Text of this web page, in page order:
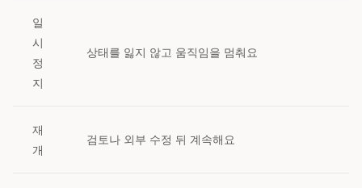
일
시
정
지
상태를 잃지 않고 움직임을 멈춰요
재
개
검토나 외부 수정 뒤 계속해요